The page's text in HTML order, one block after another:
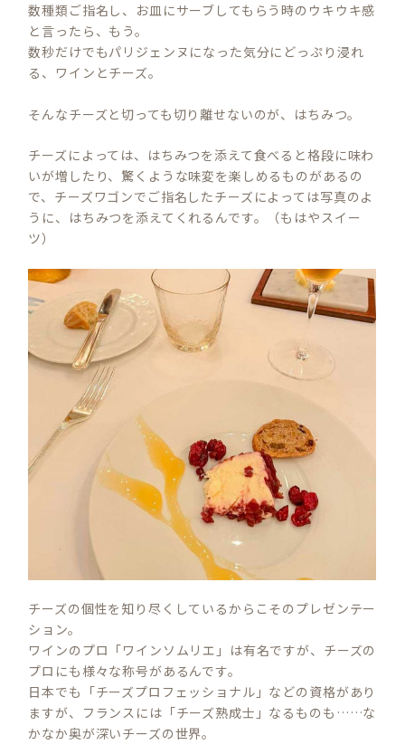
数種類ご指名し、お皿にサーブしてもらう時のウキウキ感
と言ったら、もう。
数秒だけでもパリジェンヌになった気分にどっぷり浸れ
る、ワインとチーズ。
そんなチーズと切っても切り離せないのが、はちみつ。
チーズによっては、はちみつを添えて食べると格段に味わ
いが増したり、驚くような味変を楽しめるものがあるの
で、チーズワゴンでご指名したチーズによっては写真のよ
うに、はちみつを添えてくれるんです。（もはやスイー
ツ）
チーズの個性を知り尽くしているからこそのプレゼンテー
ション。
ワインのプロ「ワインソムリエ」は有名ですが、チーズの
プロにも様々な称号があるんです。
日本でも「チーズプロフェッショナル」などの資格があり
ますが、フランスには「チーズ熟成士」なるものも……な
かなか奥が深いチーズの世界。